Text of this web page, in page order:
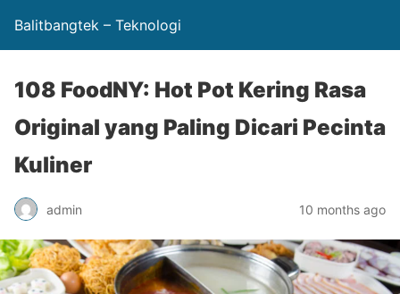
Balitbangtek – Teknologi
108 FoodNY: Hot Pot Kering Rasa
Original yang Paling Dicari Pecinta
Kuliner
admin 10 months ago